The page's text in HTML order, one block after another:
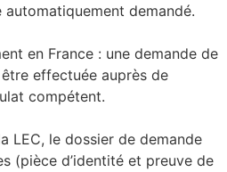
demandé.
en France : une demande de
effectuée auprès de
compétent.
LEC, le dossier de demande
(pièce d’identité et preuve de